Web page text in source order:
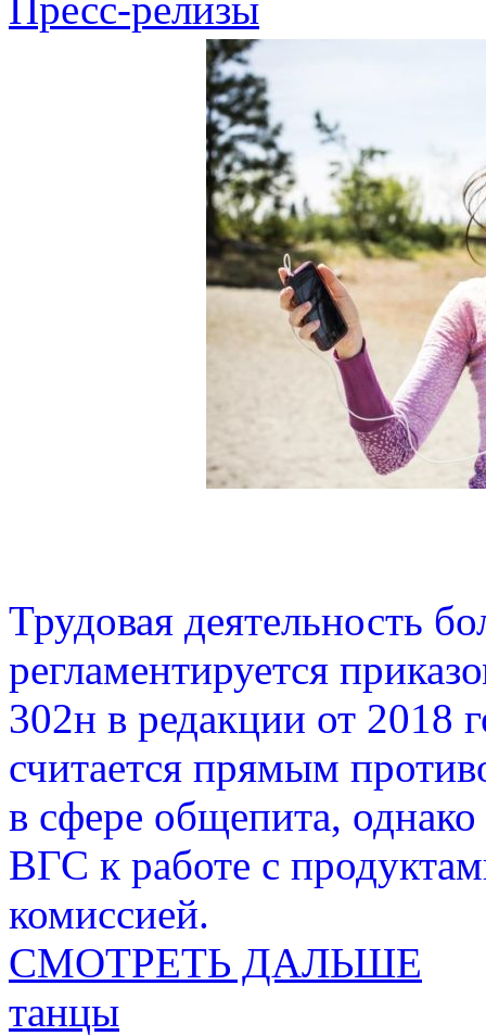
Трудовая деятельность
регламентируется
302н в редакции от 2018
считается прямым
в сфере общепита,
ВГС к работе с
комиссией.
СМОТРЕТЬ ДАЛЬШЕ
танцы